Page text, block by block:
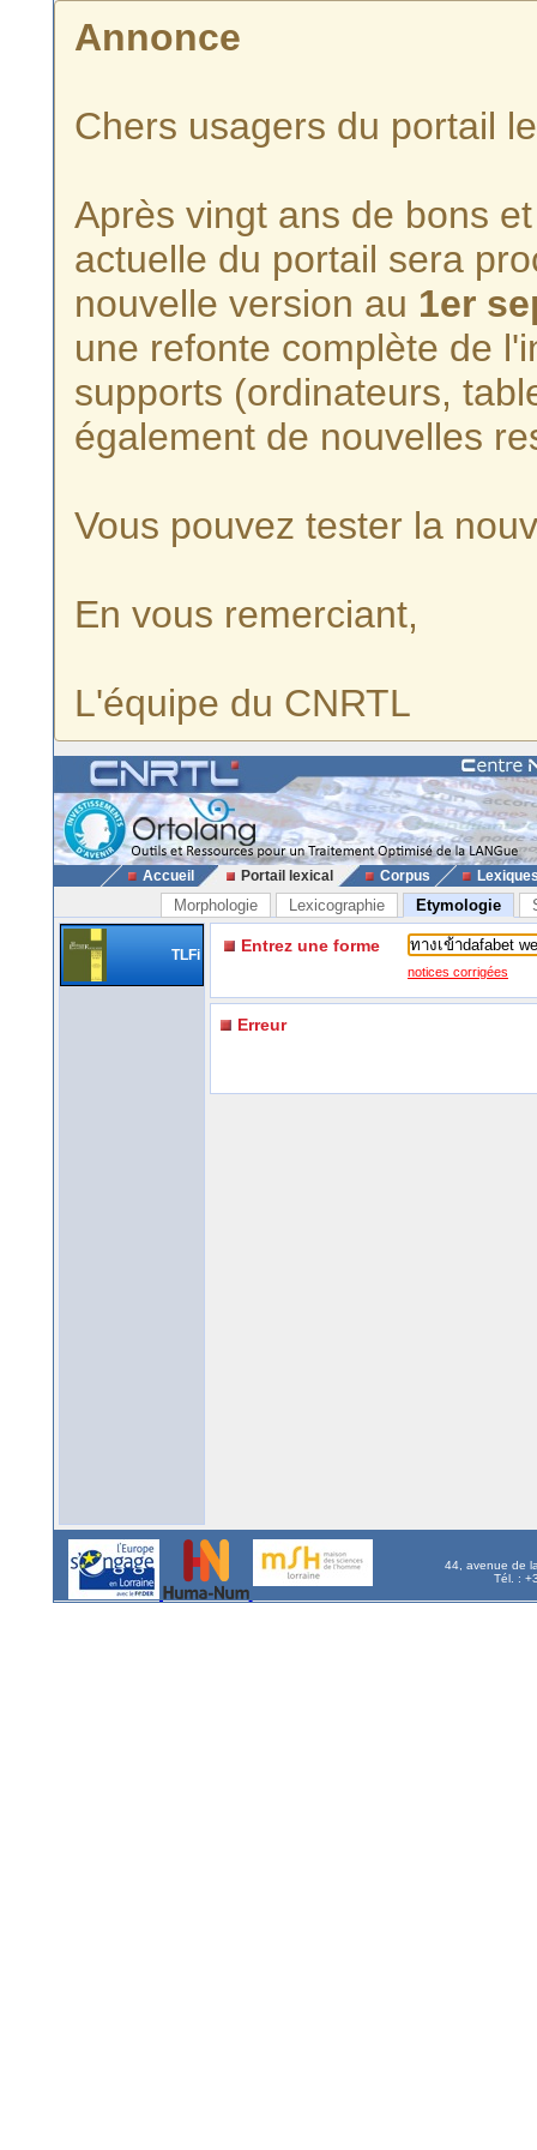
Annonce
Chers usagers du portail
Après vingt ans de bons
actuelle du portail sera
nouvelle version au 1er
une refonte complète de
supports (ordinateurs,
également de nouvelles
Vous pouvez tester la
En vous remerciant,
L'équipe du CNRTL
Accueil Portail lexical Corpus
Morphologie Lexicographie Etymologie
TLFi Entrez une forme
notices corrigées
Erreur
44, avenue de
Tél. :